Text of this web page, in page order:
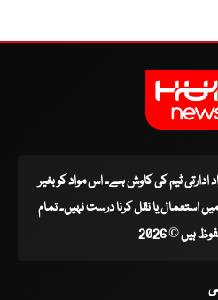
ادارتی ٹیم کی کاوش ہے۔ اس مواد کو بغیر
یا نقل کرنا درست نہیں۔ تمام
ہیں © 2026